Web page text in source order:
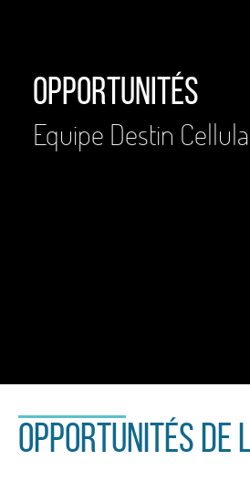
Opportunités
Equipe Destin
Opportunités de